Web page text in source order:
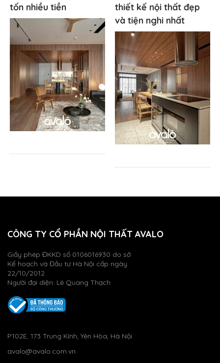
tốn nhiều tiền
thiết kế nội thất đẹp
và tiện nghi nhất
CÔNG TY CỔ PHẦN NỘI THẤT AVALO
Giấy phép ĐKKD số 0106016930 do sở
Kế hoạch và Đầu tư Hà Nội cấp ngày
22/10/2012
Người đại diện: Lê Quang Thạch
P102E, 173 Trung Kính, Yên Hòa, Hà Nội.
avalo@avalo.com.vn